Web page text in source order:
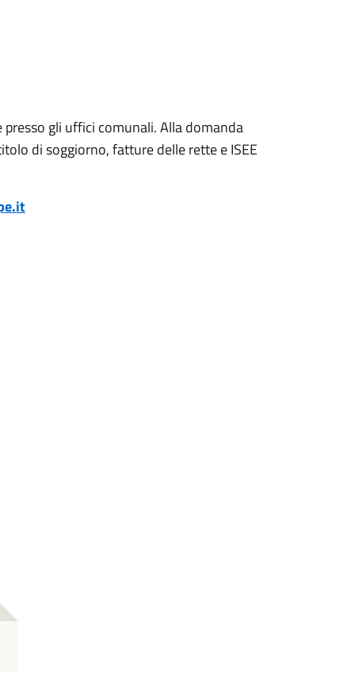
gli uffici comunali. Alla domanda
di soggiorno, fatture delle rette e ISEE